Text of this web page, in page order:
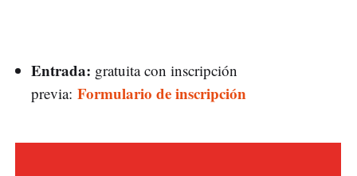
Entrada: gratuita con inscripción
previa: Formulario de inscripción